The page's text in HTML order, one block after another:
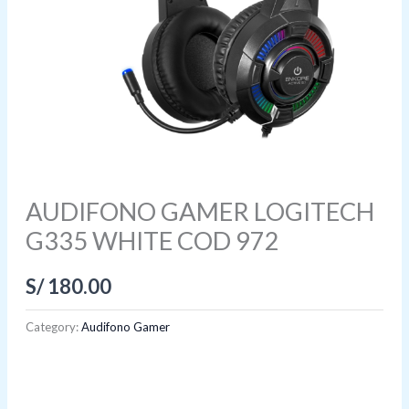
AUDIFONO GAMER LOGITECH
G335 WHITE COD 972
S/180.00
Category:Audifono Gamer